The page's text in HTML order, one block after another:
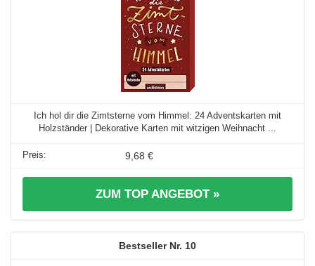
Ich hol dir die Zimtsterne vom Himmel: 24 Adventskarten mit
Holzständer | Dekorative Karten mit witzigen Weihnacht ...
9,68 €
ZUM TOP ANGEBOT »
10